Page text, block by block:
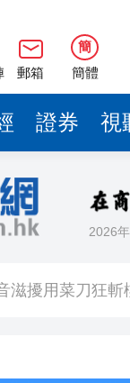
郵箱
簡
簡體
證券 視
2026
滋擾用菜刀狂